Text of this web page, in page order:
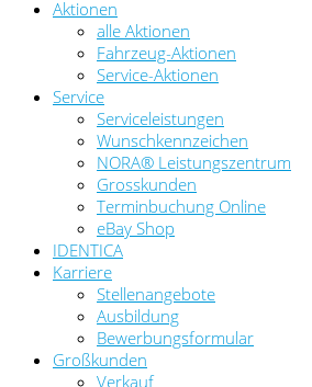
Aktionen
alle Aktionen
Fahrzeug-Aktionen
Service-Aktionen
Service
Serviceleistungen
Wunschkennzeichen
NORA® Leistungszentrum
Grosskunden
Terminbuchung Online
eBay Shop
IDENTICA
Karriere
Stellenangebote
Ausbildung
Bewerbungsformular
Großkunden
Verkauf